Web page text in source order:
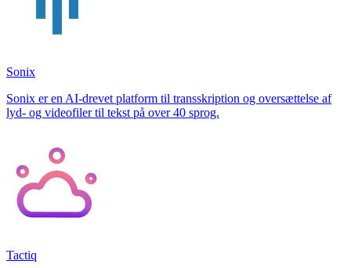
Sonix
Sonix er en AI-drevet platform til transskription og oversættelse af
lyd- og videofiler til tekst på over 40 sprog.
Tactiq